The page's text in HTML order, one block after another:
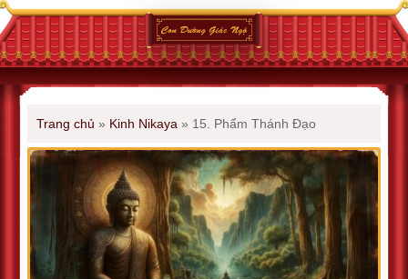
Trang chủ » Kinh Nikaya » 15. Phẩm Thánh Ðạo